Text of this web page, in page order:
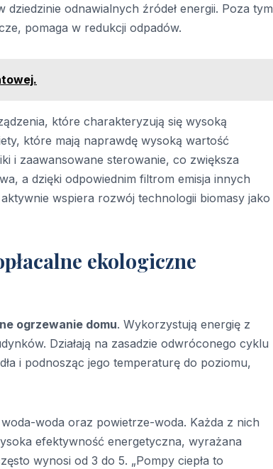
odnawialnych źródeł energii. Poza tym
pomaga w redukcji odpadów.
które charakteryzują się wysoką
które mają naprawdę wysoką wartość
i zaawansowane sterowanie, co zwiększa
a dzięki odpowiednim filtrom emisja innych
aktywnie wspiera rozwój technologii biomasy jako
ekologiczne
ogrzewanie domu. Wykorzystują energię z
Działają na zasadzie odwróconego cyklu
i podnosząc jego temperaturę do poziomu,
woda oraz powietrze-woda. Każda z nich
efektywność energetyczna, wyrażana
wynosi od 3 do 5. „Pompy ciepła to